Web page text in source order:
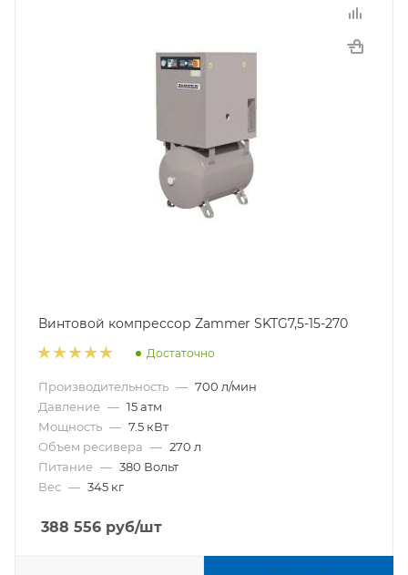
Винтовой компрессор Zammer SKTG7,5-15-270
Достаточно
Производительность — 700 л/мин
Давление — 15 атм
Мощность — 7.5 кВт
Объем ресивера — 270 л
Питание — 380 Вольт
Вес — 345 кг
388 556 руб/шт